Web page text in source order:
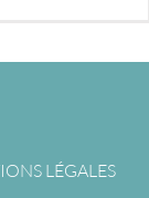
LÉGALES